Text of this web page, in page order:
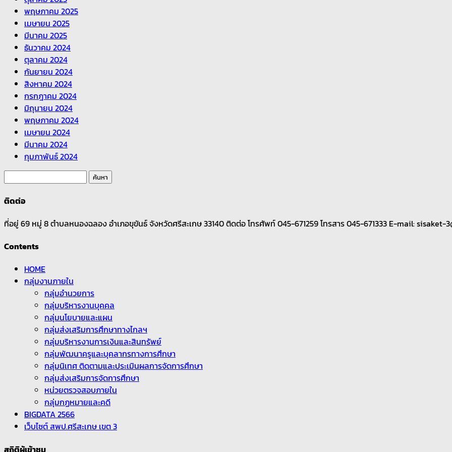
พฤษภาคม 2025
เมษายน 2025
มีนาคม 2025
ธันวาคม 2024
ตุลาคม 2024
กันยายน 2024
สิงหาคม 2024
กรกฎาคม 2024
มิถุนายน 2024
พฤษภาคม 2024
เมษายน 2024
มีนาคม 2024
กุมภาพันธ์ 2024
ติดต่อ
ที่อยู่ 69 หมู่ 8 ตำบลหนองฉลอง อำเภอขุขันธ์ จังหวัดศรีสะเกษ 33140 ติดต่อ โทรศัพท์ 045-671259 โทรสาร 045-671333 E-mail: sisaket-
Contents
HOME
กลุ่มงานภายใน
กลุ่มอำนวยการ
กลุ่มบริหารงานบุคคล
กลุ่มนโยบายและแผน
กลุ่มส่งเสริมการศึกษาทางไกลฯ
กลุ่มบริหารงานการเงินและสินทรัพย์
กลุ่มพัฒนาครูและบุคลากรทางการศึกษา
กลุ่มนิเทศ ติดตามและประเมินผลการจัดการศึกษา
กลุ่มส่งเสริมการจัดการศึกษา
หน่วยตรวจสอบภายใน
กลุ่มกฏหมายและคดี
BIGDATA 2566
เว็บไซต์ สพป.ศรีสะเกษ เขต 3
สถิติผู้เข้าชม